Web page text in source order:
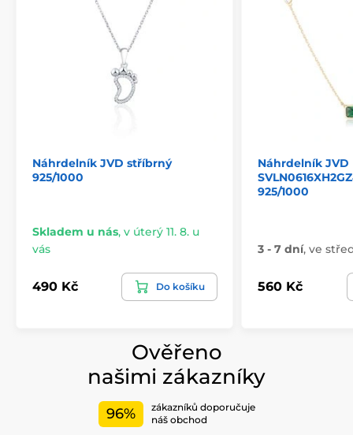
Náhrdelník JVD stříbrný
925/1000
Skladem u nás, v úterý 11. 8. u
vás
490 Kč Do košíku
Náhrdelník JVD
925/1000
3 - 7 dní, ve
560 Kč
Ověřeno
našimi zákazníky
96%
zákazníků doporučuje
náš obchod